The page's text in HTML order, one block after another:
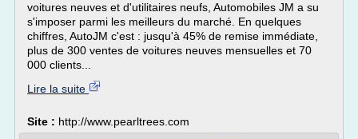
voitures neuves et d'utilitaires neufs, Automobiles JM a su
s'imposer parmi les meilleurs du marché. En quelques
chiffres, AutoJM c'est : jusqu'à 45% de remise immédiate,
plus de 300 ventes de voitures neuves mensuelles et 70
000 clients...
Lire la suite
Site : http://www.pearltrees.com